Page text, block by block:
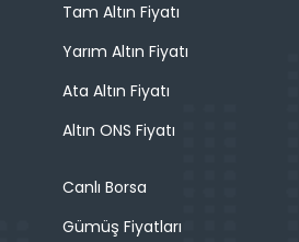
Tam Altın Fiyatı
Yarım Altın Fiyatı
Ata Altın Fiyatı
Altın ONS Fiyatı
Canlı Borsa
Gümüş Fiyatları